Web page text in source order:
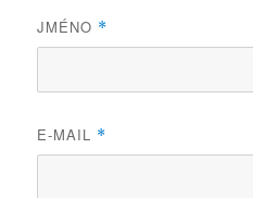
JMÉNO *
E-MAIL *